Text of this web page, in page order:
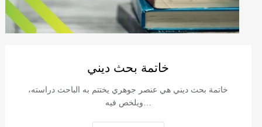
خاتمة بحث ديني
خاتمة بحث ديني هي عنصر جوهري يختتم به الباحث دراسته،